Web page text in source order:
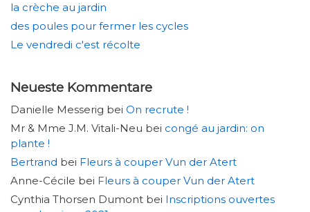
la crèche au jardin
des poules pour fermer les cycles
Le vendredi c'est récolte
Neueste Kommentare
Danielle Messerig bei On recrute !
Mr & Mme J.M. Vitali-Neu bei congé au jardin: on
plante !
Bertrand bei Fleurs à couper Vun der Atert
Anne-Cécile bei Fleurs à couper Vun der Atert
Cynthia Thorsen Dumont bei Inscriptions ouvertes